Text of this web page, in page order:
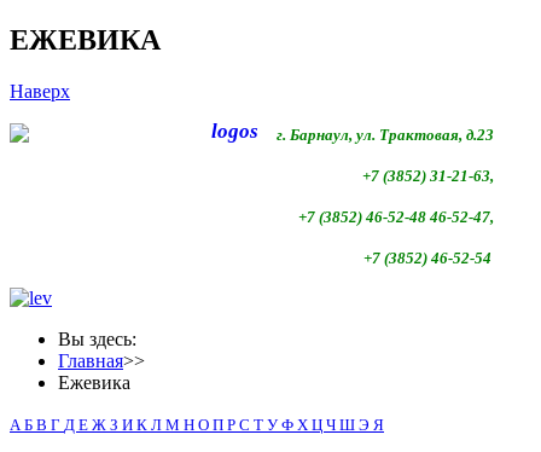
ЕЖЕВИКА
Наверх
г. Барнаул, ул. Трактовая, д.23
+7 (3852) 31-21-63,
+7 (3852) 46-52-48 46-52-47,
+7 (3852) 46-52-54
Вы здесь:
Главная>>
Ежевика
А Б В Г Д Е Ж З И К Л М Н О П Р С Т У Ф Х Ц Ч Ш Э Я